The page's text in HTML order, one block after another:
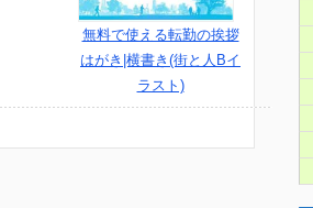
無料で使える転勤の挨拶
はがき|横書き(街と人Bイ
ラスト)